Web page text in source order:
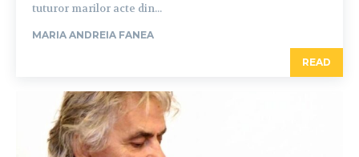
tuturor marilor acte din...
MARIA ANDREIA FANEA
READ